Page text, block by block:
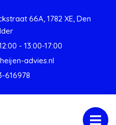
66A, 1782 XE, Den
- 13:00-17:00
advies.nl
616978